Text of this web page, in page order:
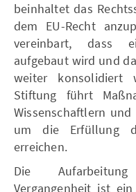
beinhaltet das
dem EU-Recht
vereinbart, dass
aufgebaut wird und
weiter konsolidiert
Stiftung führt
Wissenschaftlern
um die Erfüllung
erreichen.
Die
Vergangenheit ist